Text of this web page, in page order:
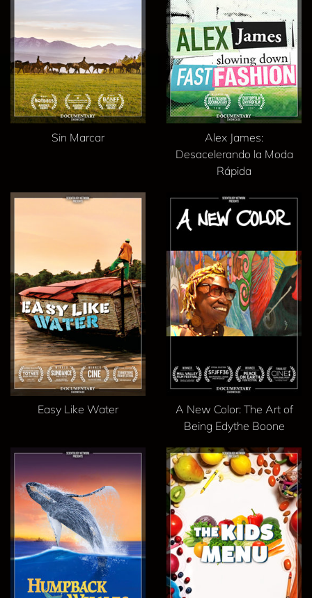
Sin Marcar
Alex James:
Desacelerando la Moda
Rápida
Easy Like Water
A New Color: The Art of
Being Edythe Boone